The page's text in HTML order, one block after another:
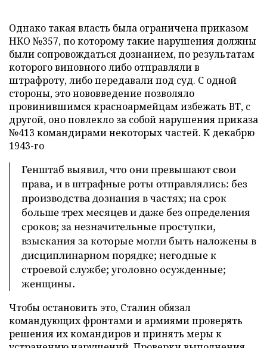
Однако такая власть была ограничена приказом
НКО №357, по которому такие нарушения должны
были сопровождаться дознанием, по результатам
которого виновного либо отправляли в
штрафроту, либо передавали под суд. С одной
стороны, это нововведение позволяло
провинившимся красноармейцам избежать ВТ, с
другой, оно повлекло за собой нарушения приказа
№413 командирами некоторых частей. К декабрю
1943-го
Генштаб выявил, что они превышают свои
права, и в штрафные роты отправлялись: без
производства дознания в частях; на срок
больше трех месяцев и даже без определения
сроков; за незначительные проступки,
взыскания за которые могли быть наложены в
дисциплинарном порядке; негодные к
строевой службе; уголовно осужденные;
женщины.
Чтобы остановить это, Сталин обязал
командующих фронтами и армиями проверять
решения их командиров и принять меры к